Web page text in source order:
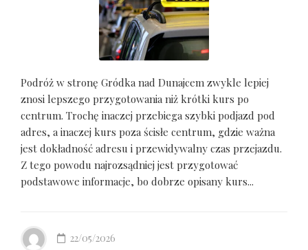
Podróż w stronę Gródka nad Dunajcem zwykle lepiej
znosi lepszego przygotowania niż krótki kurs po
centrum. Trochę inaczej przebiega szybki podjazd pod
adres, a inaczej kurs poza ścisłe centrum, gdzie ważna
jest dokładność adresu i przewidywalny czas przejazdu.
Z tego powodu najrozsądniej jest przygotować
podstawowe informacje, bo dobrze opisany kurs...
22/05/2026